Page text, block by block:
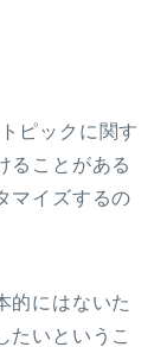
ピックに関す
ることがある
マイズするの
的にはないた
たいというこ